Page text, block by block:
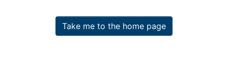
Take me to the home page